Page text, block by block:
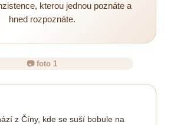
kterou jednou poznáte a
hned rozpoznáte.
📷 foto 1
z Číny, kde se suší bobule na